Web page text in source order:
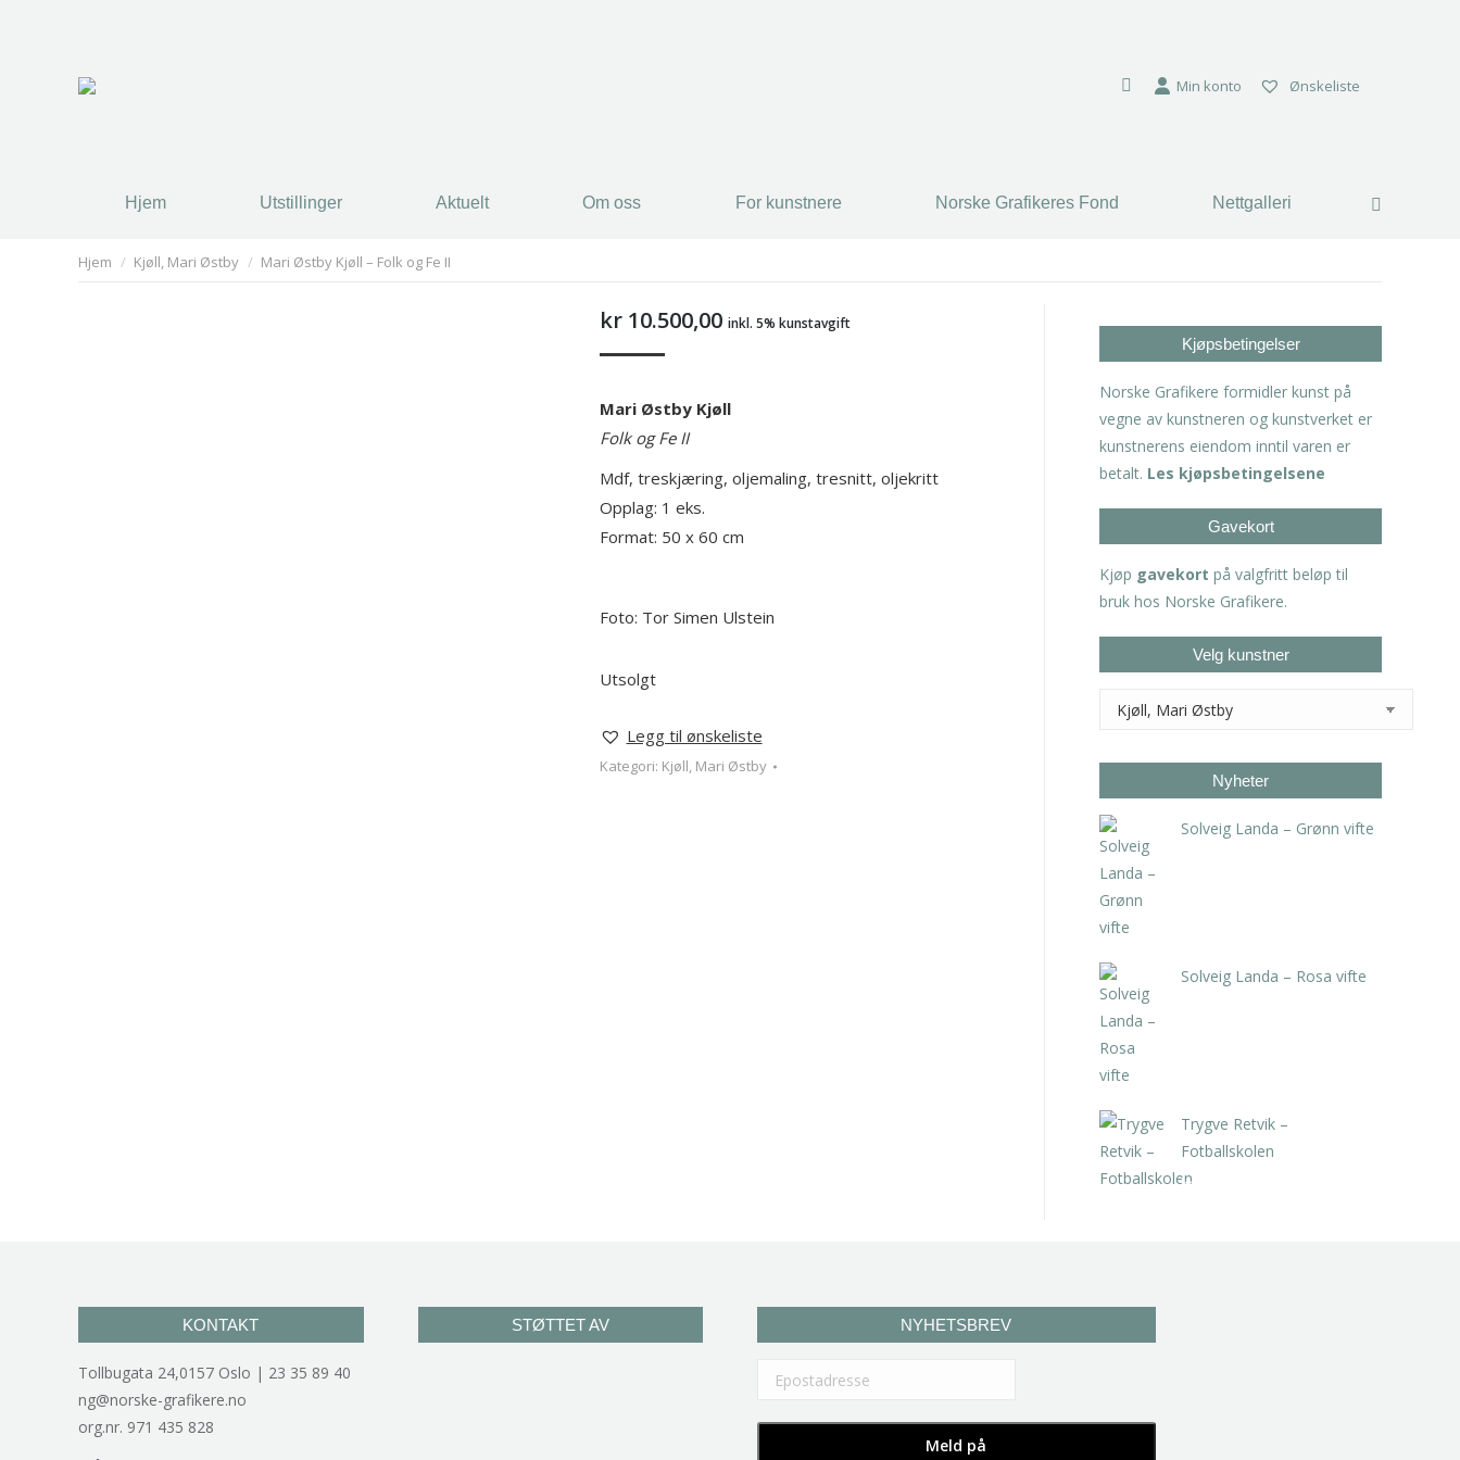
Min konto Ønskeliste
Hjem Utstillinger Aktuelt Om oss For kunstnere Norske Grafikeres Fond Nettgalleri Search:
You are here:
Hjem Kjøll, Mari Østby Mari Østby Kjøll – Folk og Fe II
kr10.500,00 inkl. 5% kunstavgift
Mari Østby Kjøll
Folk og Fe II
Mdf, treskjæring, oljemaling, tresnitt, oljekritt
Opplag: 1 eks.
Format: 50 x 60 cm
Foto: Tor Simen Ulstein
Utsolgt
Legg til ønskeliste
Kategori: Kjøll, Mari Østby
Kjøpsbetingelser
Norske Grafikere formidler kunst på
vegne av kunstneren og kunstverket er
kunstnerens eiendom inntil varen er
betalt. Les kjøpsbetingelsene
Gavekort
Kjøp gavekort på valgfritt beløp til
bruk hos Norske Grafikere.
Velg kunstner
Nyheter
Solveig Landa – Grønn vifte
Solveig Landa – Rosa vifte
Trygve Retvik –
Fotballskolen
kr
KONTAKT
Tollbugata 24,0157 Oslo | 23 35 89 40
ng@norske-grafikere.no
org.nr. 971 435 828
STØTTET AV NYHETSBREV